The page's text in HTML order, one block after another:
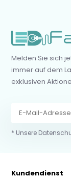
Melden Sie sich
immer auf dem
exklusiven
* Unsere
Kundendienst